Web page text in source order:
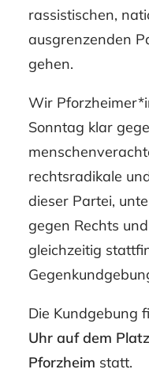
rassistischen,
ausgrenzenden
gehen.
Wir
Sonntag klar
rechtsradikale
dieser Partei,
gegen Rechts
gleichzeitig
Die Kundgebung
Uhr auf dem
Pforzheim statt.